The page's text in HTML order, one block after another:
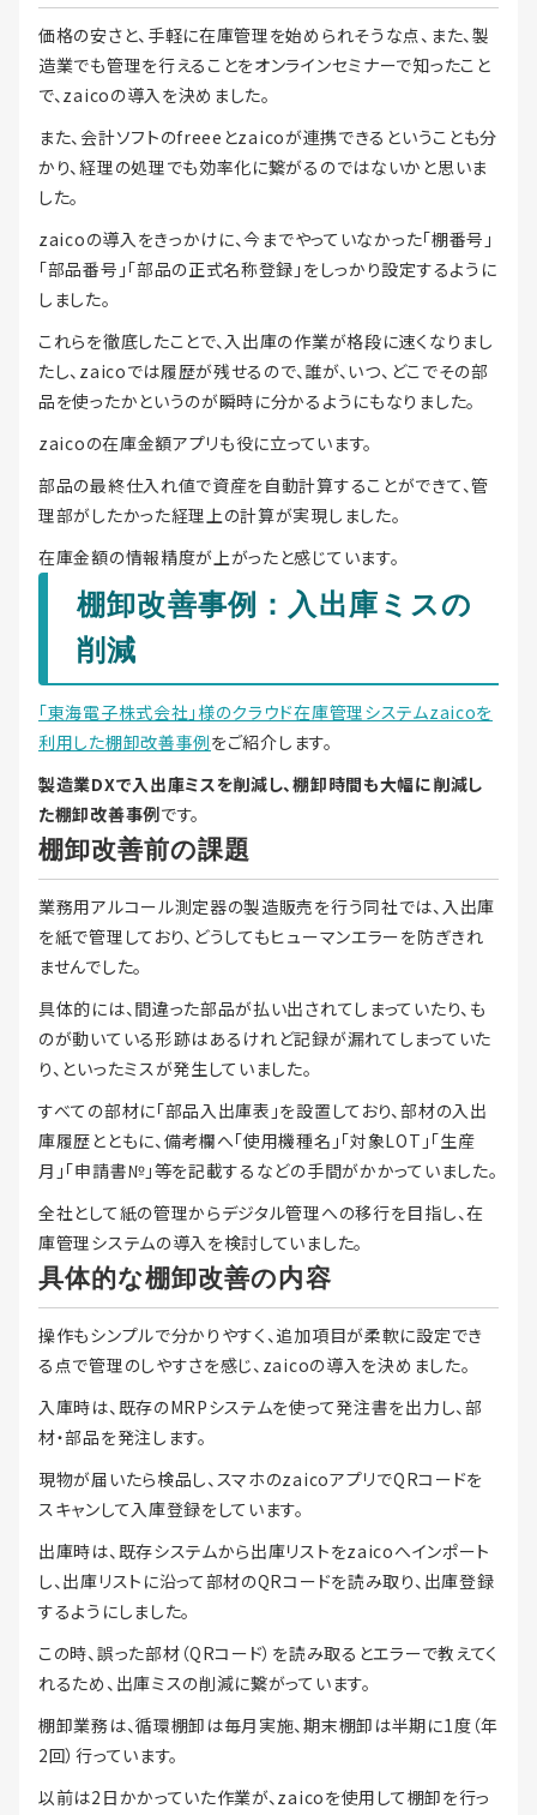
価格の安さと、手軽に在庫管理を始められそうな点、また、製
造業でも管理を行えることをオンラインセミナーで知ったこと
で、zaicoの導入を決めました。
また、会計ソフトのfreeeとzaicoが連携できるということも分
かり、経理の処理でも効率化に繋がるのではないかと思いま
した。
zaicoの導入をきっかけに、今までやっていなかった「棚番号」
「部品番号」「部品の正式名称登録」をしっかり設定するように
しました。
これらを徹底したことで、入出庫の作業が格段に速くなりまし
たし、zaicoでは履歴が残せるので、誰が、いつ、どこでその部
品を使ったかというのが瞬時に分かるようにもなりました。
zaicoの在庫金額アプリも役に立っています。
部品の最終仕入れ値で資産を自動計算することができて、管
理部がしたかった経理上の計算が実現しました。
在庫金額の情報精度が上がったと感じています。
棚卸改善事例：入出庫ミスの
削減
「東海電子株式会社」様のクラウド在庫管理システムzaicoを
利用した棚卸改善事例をご紹介します。
製造業DXで入出庫ミスを削減し、棚卸時間も大幅に削減し
た棚卸改善事例です。
棚卸改善前の課題
業務用アルコール測定器の製造販売を行う同社では、入出庫
を紙で管理しており、どうしてもヒューマンエラーを防ぎきれ
ませんでした。
具体的には、間違った部品が払い出されてしまっていたり、も
のが動いている形跡はあるけれど記録が漏れてしまっていた
り、といったミスが発生していました。
すべての部材に「部品入出庫表」を設置しており、部材の入出
庫履歴とともに、備考欄へ「使用機種名」「対象LOT」「生産
月」「申請書№」等を記載するなどの手間がかかっていました。
全社として紙の管理からデジタル管理への移行を目指し、在
庫管理システムの導入を検討していました。
具体的な棚卸改善の内容
操作もシンプルで分かりやすく、追加項目が柔軟に設定でき
る点で管理のしやすさを感じ、zaicoの導入を決めました。
入庫時は、既存のMRPシステムを使って発注書を出力し、部
材・部品を発注します。
現物が届いたら検品し、スマホのzaicoアプリでQRコードを
スキャンして入庫登録をしています。
出庫時は、既存システムから出庫リストをzaicoへインポート
し、出庫リストに沿って部材のQRコードを読み取り、出庫登録
するようにしました。
この時、誤った部材（QRコード）を読み取るとエラーで教えてく
れるため、出庫ミスの削減に繋がっています。
棚卸業務は、循環棚卸は毎月実施、期末棚卸は半期に1度（年
2回）行っています。
以前は2日かかっていた作業が、zaicoを使用して棚卸を行っ